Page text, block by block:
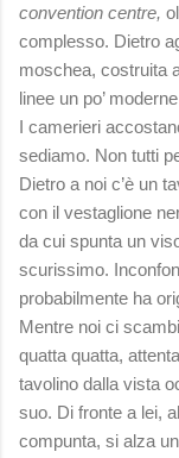
convention centre,
complesso. Dietro
moschea, costruita
linee un po’
I camerieri
sediamo. Non tutti
Dietro a noi c’è un
con il vestaglione
da cui spunta un
scurissimo.
probabilmente ha
Mentre noi ci
quatta quatta,
tavolino dalla vista
suo. Di fronte a lei,
compunta, si alza